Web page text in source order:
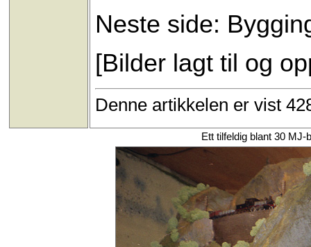
Neste side:
[Bilder lagt til og
Denne artikkelen er vist
Ett tilfeldig blant 30